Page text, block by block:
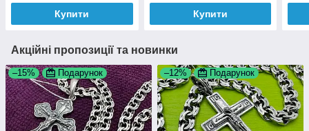
Купити Купити
Акційні пропозиції та новинки
–15% Подарунок –12% Подарунок